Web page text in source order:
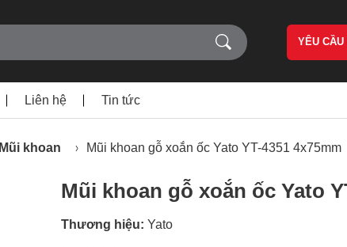
YÊU
Liên hệ Tin tức
Mũi khoan Mũi khoan gỗ xoắn ốc Yato YT-4351 4x75mm
Mũi khoan gỗ xoắn ốc Yato
Thương hiệu: Yato